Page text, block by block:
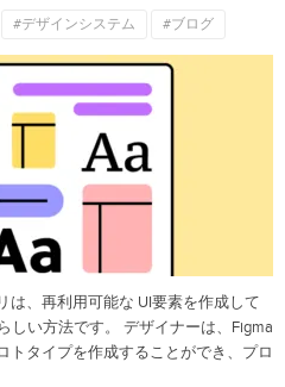
#デザインシステム #ブログ
は、再利用可能な UI要素を作成して
しい方法です。 デザイナーは、Figma
トタイプを作成することができ、プロ